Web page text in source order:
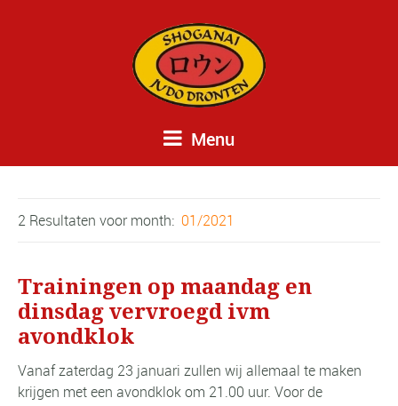
Menu
2 Resultaten voormonth: 01/2021
Trainingen op maandag en
dinsdag vervroegd ivm
avondklok
Vanaf zaterdag 23 januari zullen wij allemaal te maken
krijgen met een avondklok om 21.00 uur. Voor de